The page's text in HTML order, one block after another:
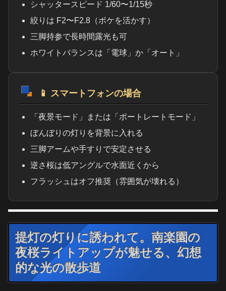
シャッタースピード 1/60〜1/15秒
絞りは F2〜F2.8（ボケを活かす）
三脚持参で長時間露光も可
ホワイトバランスは「電球」か「オート」
📱 スマートフォンの場合
「夜景モード」または「ポートレートモード」
ぼんぼりの灯りを背景に入れる
三脚アームや手すりで安定させる
逆さ桜は低アングルで水面近くから
フラッシュはオフ推奨（雰囲気が壊れる）
提灯の灯りに誘われて。南楽園の
夜桜ライトアップが魅せる、幻想
的な光の散歩道